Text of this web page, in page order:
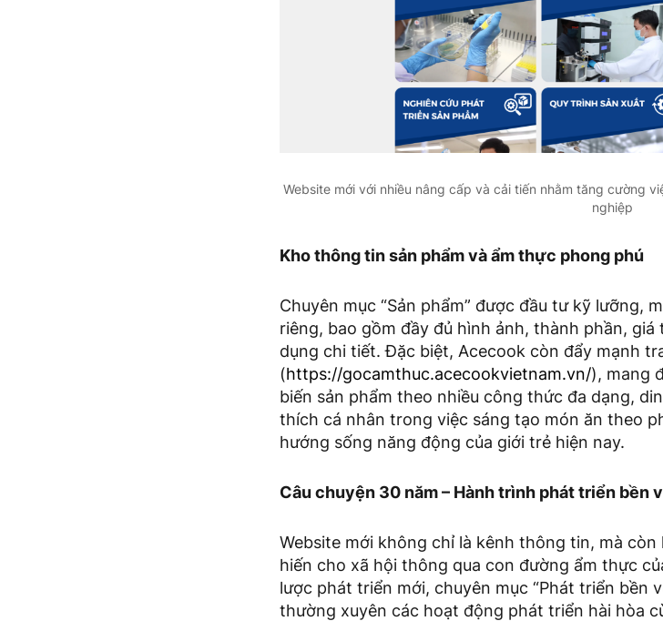
Website mới với nhiều nâng cấp và cải tiến nhằm tăng cường
nghiệp
Kho thông tin sản phẩm và ẩm thực phong phú
Chuyên mục “Sản phẩm” được đầu tư kỹ lưỡng,
riêng, bao gồm đầy đủ hình ảnh, thành phần,
dụng chi tiết. Đặc biệt, Acecook còn đẩy mạnh
(https://gocamthuc.acecookvietnam.vn/), mang
biến sản phẩm theo nhiều công thức đa dạng,
thích cá nhân trong việc sáng tạo món ăn theo
hướng sống năng động của giới trẻ hiện nay.
Câu chuyện 30 năm – Hành trình phát triển bền
Website mới không chỉ là kênh thông tin, mà
hiến cho xã hội thông qua con đường ẩm thực
lược phát triển mới, chuyên mục “Phát triển bền
thường xuyên các hoạt động phát triển hài hòa